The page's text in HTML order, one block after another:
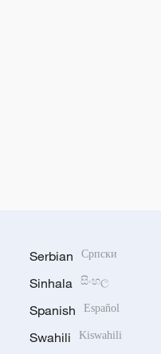
Serbian Српски
Sinhala සිංහල
Spanish Español
Swahili Kiswahili